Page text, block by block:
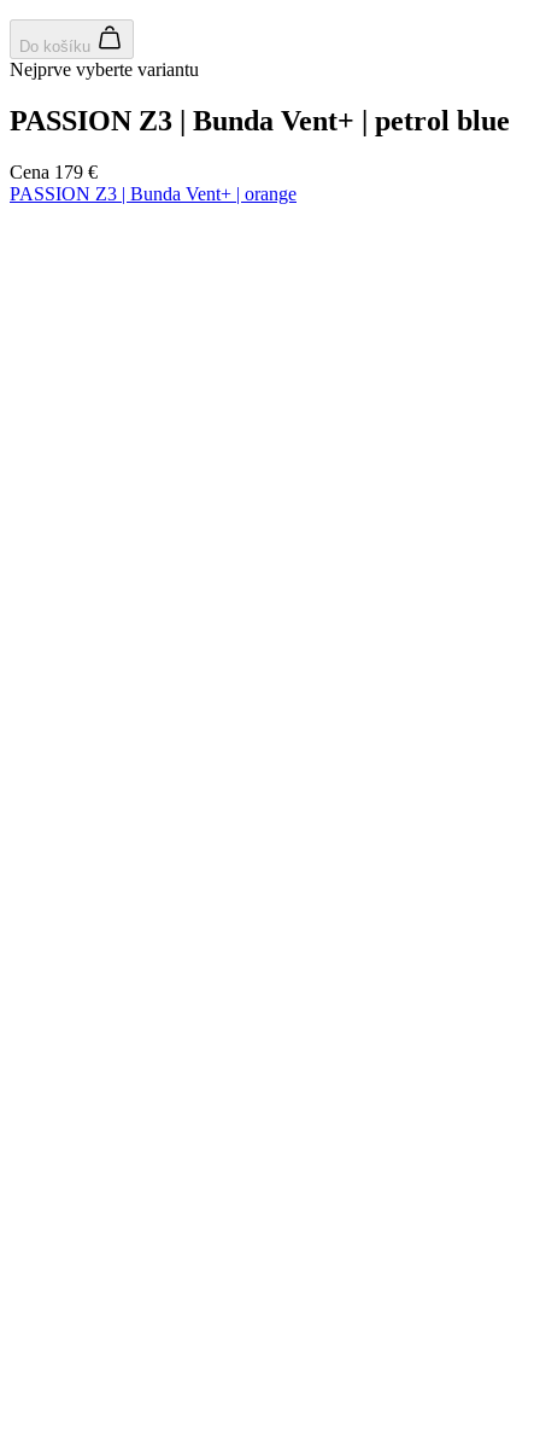
Do košíku
Nejprve vyberte variantu
PASSION Z3 | Bunda Vent+ | petrol blue
Cena 179 €
PASSION Z3 | Bunda Vent+ | orange